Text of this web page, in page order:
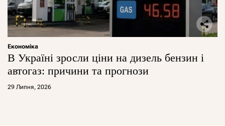
Економіка
В Україні зросли ціни на дизель бензин і
автогаз: причини та прогнози
29 Липня, 2026